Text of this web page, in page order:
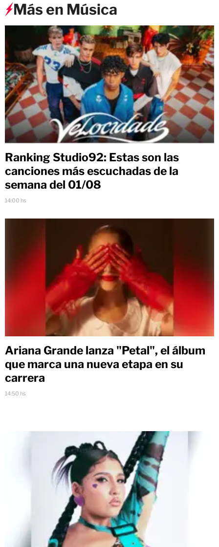
Más en Música
Ranking Studio92: Estas son las
canciones más escuchadas de la
semana del 01/08
14:00 hs
Ariana Grande lanza "Petal", el álbum
que marca una nueva etapa en su
carrera
14:50 hs